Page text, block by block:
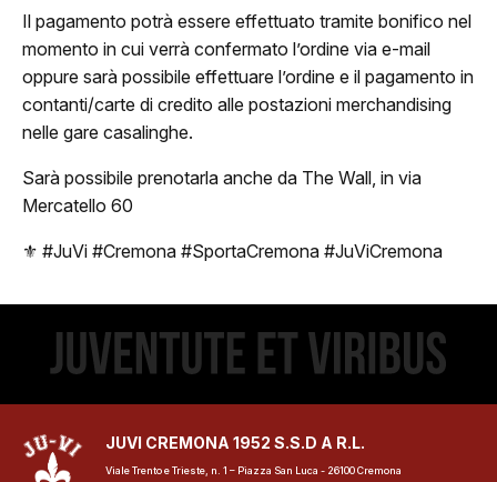
Calendario
JuVi Sponsor
Diventa Sponsor
Biglietti
Abbonamenti
Accrediti Stampa
Il pagamento potrà essere effettuato tramite bonifico nel
momento in cui verrà confermato l’ordine via e-mail
oppure sarà possibile effettuare l’ordine e il pagamento in
contanti/carte di credito alle postazioni merchandising
nelle gare casalinghe.
Sarà possibile prenotarla anche da The Wall, in via
Mercatello 60
⚜️ #JuVi #Cremona #SportaCremona #JuViCremona
JUVI CREMONA 1952 S.S.D A R.L.
Viale Trento e Trieste, n. 1 – Piazza San Luca - 26100 Cremona